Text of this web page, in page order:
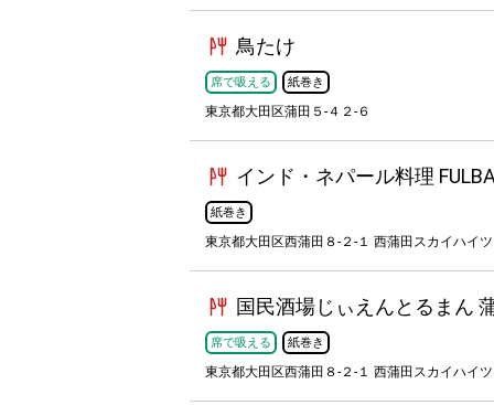
鳥たけ
席で吸える 紙巻き
東京都大田区蒲田５-４２-６
インド・ネパール料理
紙巻き
東京都大田区西蒲田８-２-１ 西蒲田スカイハイツ
国民酒場じぃえんとるまん
席で吸える 紙巻き
東京都大田区西蒲田８-２-１ 西蒲田スカイハイツ